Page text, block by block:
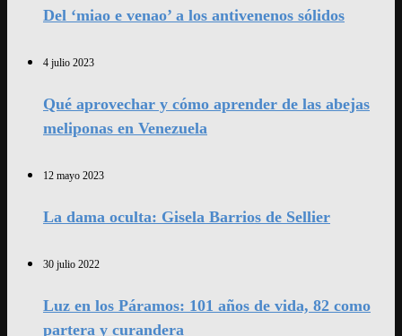
Del ‘miao e venao’ a los antivenenos sólidos
4 julio 2023
Qué aprovechar y cómo aprender de las abejas
meliponas en Venezuela
12 mayo 2023
La dama oculta: Gisela Barrios de Sellier
30 julio 2022
Luz en los Páramos: 101 años de vida, 82 como
partera y curandera